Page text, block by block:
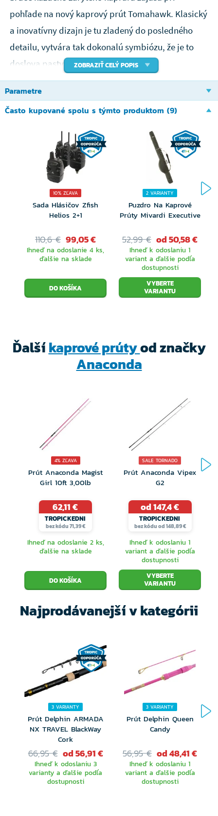
pohľade na nový kaprový prút Tomahawk. Klasický
a inovatívny dizajn je tu zladený do posledného
detailu, vytvára tak dokonalú symbiózu, že je to
doslova pastva pre oči.
Má štíhly blank z kvalitného uhlíka, lisovaného pod
tlakom 30 ton a opletenie je hustou uhlíkovú sietí.
Za zmienku stojí aj kvalitné sedlo navijaku PSC a
samozrejmosťou sú očká Gun Smoke sa SIC
vložkou. Pevná chrbtica je ideálny pre dlhé a
presné hody, špička napriek tomu zostáva dosť
citlivá na to, aby sme si súboj s rybou dostatočne
uhlík lisovaný pod tlakom 30 ton
husto tkaná uhlíková tkanina
K očká sa SIC vložkou: 6 + 1
Anaconda line clip
ZOBRAZIŤ CELÝ POPIS
Parametre
Často kupované spolu s týmto produktom (9)
10% ZĽAVA
Sada Hlásičov Zfish
Helios 2+1
110,6 € 99,05 €
Ihneď na odoslanie 4 ks,
ďalšie na sklade
2 VARIANTY
Puzdro Na Kaprové
Prúty Mivardi Executive
52,99 € od 50,58 €
Ihneď k odoslaniu 1
variant a ďalšie podľa
dostupnosti
VYBERTE
VARIANTU
Ďalšíkaprové prútyod značky
Anaconda
4% ZĽAVA
Prút Anaconda Magist
Girl 10ft 3,00lb
62,11 €
TROPICKEDNI
bez kódu 71,39 €
Ihneď na odoslanie 2 ks,
ďalšie na sklade
SALE TORNADO
Prút Anaconda Vipex
G2
od 147,4 €
TROPICKEDNI
bez kódu od 148,89 €
Ihneď k odoslaniu 1
variant a ďalšie podľa
dostupnosti
VYBERTE
VARIANTU
Najprodávanejší v kategórii
3 VARIANTY
Prút Delphin ARMADA
NX TRAVEL BlackWay
Cork
66,95 € od 56,91 €
Ihneď k odoslaniu 3
varianty a ďalšie podľa
dostupnosti
3 VARIANTY
Prút Delphin Queen
Candy
56,95 € od 48,41 €
Ihneď k odoslaniu 1
variant a ďalšie podľa
dostupnosti